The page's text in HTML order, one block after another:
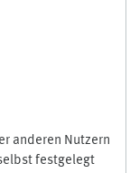
anderen Nutzern
festgelegt